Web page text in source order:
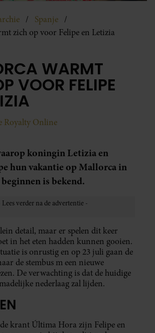
Spanje
zich op voor Felipe en Letizia
WARMT
VOOR FELIPE
Royalty Online
koningin Letizia en
hun vakantie op Mallorca in
is bekend.
detail, maar er spelen dit keer
in het eten hadden kunnen gooien.
is onrustig en op 23 juli gaan de
de stembus m een nieuwe
De verwachting is dat de huidige
nederlaag zal lijden.
krant Última Hora zijn Felipe en